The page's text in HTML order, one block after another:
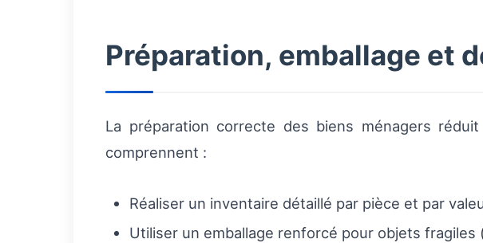
Préparation, emballage et
La préparation correcte des biens ménagers
comprennent :
Réaliser un inventaire détaillé par pièce et par
Utiliser un emballage renforcé pour objets